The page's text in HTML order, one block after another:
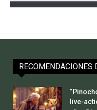
RECOMENDACIONES
live-